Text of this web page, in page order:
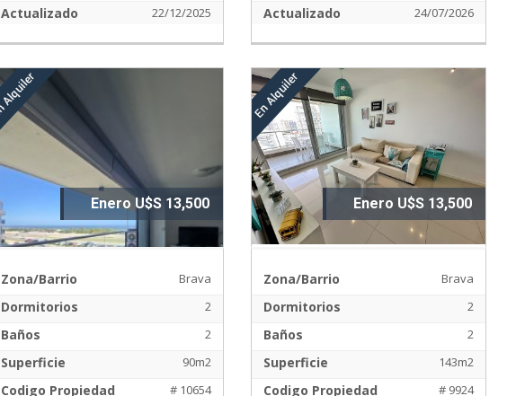
Actualizado 22/12/2025 Actualizado 24/07/2026
Enero U$S 13,500
Zona/Barrio Brava
Dormitorios 2
Baños 2
Superficie 90m2
Codigo Propiedad # 10654
Enero U$S 13,500
Zona/Barrio Brava
Dormitorios 2
Baños 2
Superficie 143m2
Codigo Propiedad # 9924